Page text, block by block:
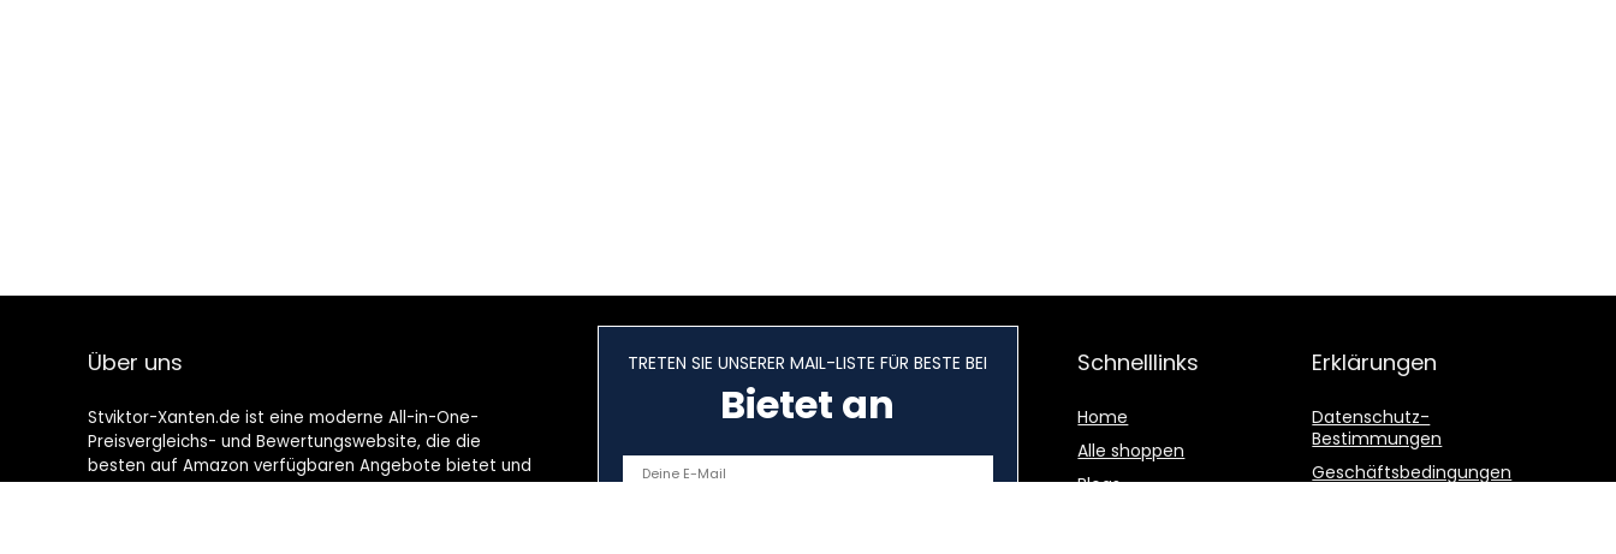
Über uns
Stviktor-Xanten.de ist eine moderne All-in-One-
Preisvergleichs- und Bewertungswebsite, die die
besten auf Amazon verfügbaren Angebote bietet und
Sie durch die neuesten hinzugefügten Blogs auf dem
TRETEN SIE UNSERER MAIL-LISTE FÜR BESTE BEI
Bietet an
Schnelllinks
Home
Alle shoppen
Blogs
Erklärungen
Datenschutz-
Bestimmungen
Geschäftsbedingungen